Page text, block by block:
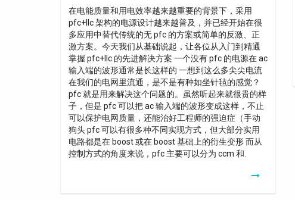
在电能质量和用电效率越来越重要的背景下，采用
pfc+llc 架构的电源设计越来越普及，并已经开始在很
多应用中替代传统的无 pfc 的方案或简单的反激、正
激方案。今天我们从基础说起，让各位从入门到精通
掌握 pfc+llc 的先进解决方案 一个没有 pfc 的电源在 ac
输入端的波形通常是长这样的 一想到这么多尖尖电流
在我们的电网里流通，是不是有种如坐针毡的感觉？
pfc 就是用来解决这个问题的。虽然听起来就很贵的样
子，但是 pfc 可以把 ac 输入端的波形变成这样，不止
可以保护电网质量，还能治好工程师的强迫症（手动
狗头 pfc 可以有很多种不同实现方式，但大部分实用
电路都是在 boost 或在 boost 基础上的衍生变形 而从
控制方式的角度来说，pfc 主要可以分为 ccm 和.